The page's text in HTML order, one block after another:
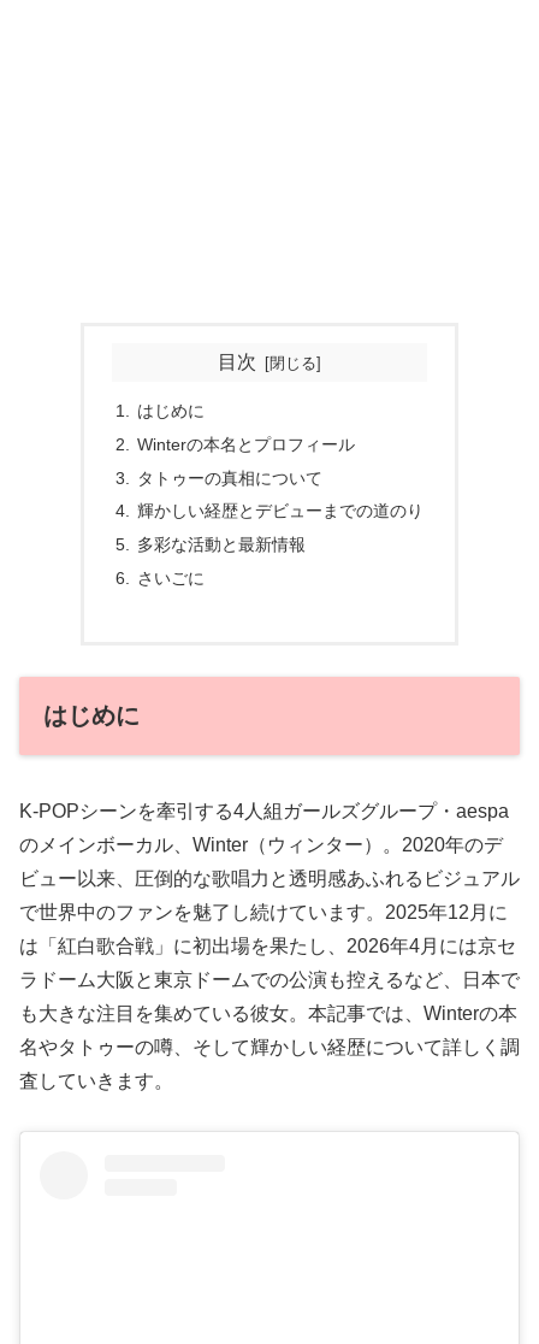
目次
はじめに
Winterの本名とプロフィール
タトゥーの真相について
輝かしい経歴とデビューまでの道のり
多彩な活動と最新情報
さいごに
はじめに
K-POPシーンを牽引する4人組ガールズグループ・aespa
のメインボーカル、Winter（ウィンター）。2020年のデ
ビュー以来、圧倒的な歌唱力と透明感あふれるビジュアル
で世界中のファンを魅了し続けています。2025年12月に
は「紅白歌合戦」に初出場を果たし、2026年4月には京セ
ラドーム大阪と東京ドームでの公演も控えるなど、日本で
も大きな注目を集めている彼女。本記事では、Winterの本
名やタトゥーの噂、そして輝かしい経歴について詳しく調
査していきます。